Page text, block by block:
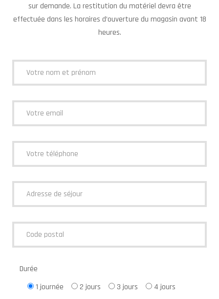
sur demande. La restitution du matériel devra être
effectuée dans les horaires d’ouverture du magasin avant 18
heures.
Durée
1 journée
2 jours 3 jours
4 jours